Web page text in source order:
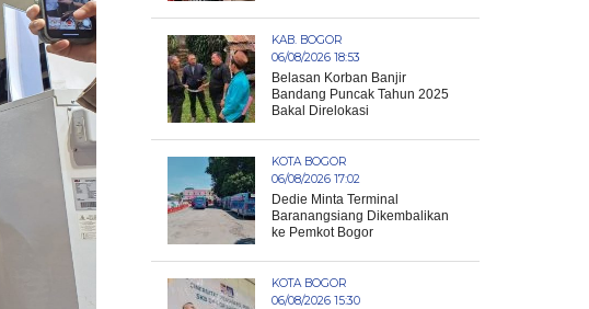
KAB. BOGOR
06/08/2026 18:53
Belasan Korban Banjir
Bandang Puncak Tahun 2025
Bakal Direlokasi
KOTA BOGOR
06/08/2026 17:02
Dedie Minta Terminal
Baranangsiang Dikembalikan
ke Pemkot Bogor
KOTA BOGOR
06/08/2026 15:30